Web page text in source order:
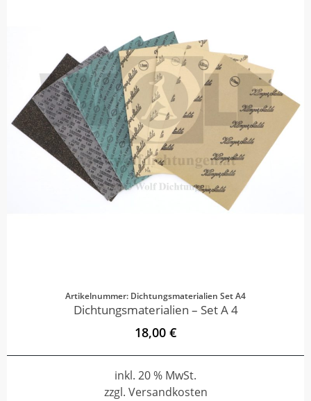
Artikelnummer: Dichtungsmaterialien Set A4
Dichtungsmaterialien – Set A 4
18,00 €
inkl. 20 % MwSt.
zzgl. Versandkosten